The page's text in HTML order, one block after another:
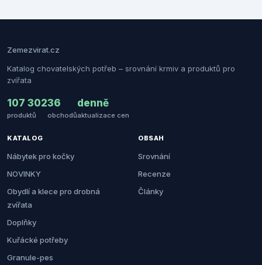
Zemezvirat.cz
Katalog chovatelských potřeb – srovnání krmiv a produktů pro
zvířata
107 302
produktů
36
obchodů
denně
aktualizace cen
KATALOG
Nábytek pro kočky
NOVINKY
Obydlí a klece pro drobná
zvířata
Doplňky
Kuřácké potřeby
Granule-pes
OBSAH
Srovnání
Recenze
Články